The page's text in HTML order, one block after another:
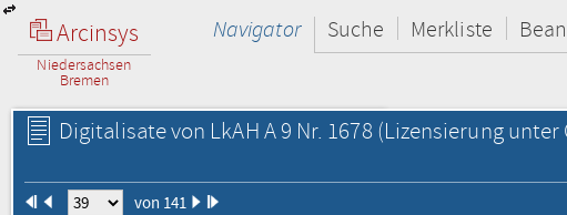
Arcinsys
Niedersachsen
Bremen
Navigator Suche Merkliste
Digitalisate von LkAH A 9 Nr. 1678(Lizensierung unter
von 141